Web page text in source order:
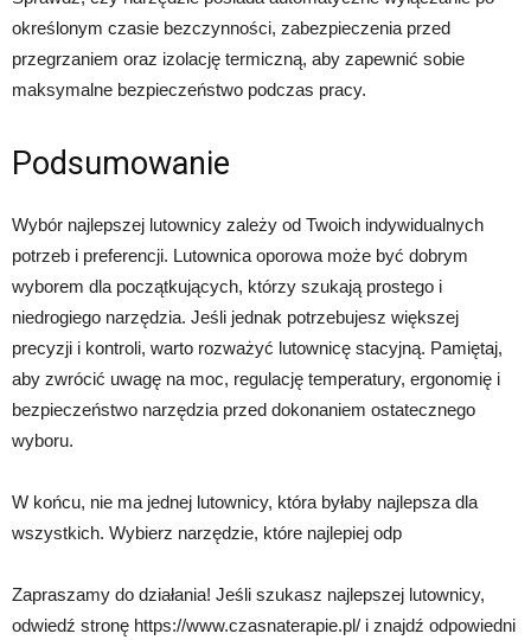
określonym czasie bezczynności, zabezpieczenia przed
przegrzaniem oraz izolację termiczną, aby zapewnić sobie
maksymalne bezpieczeństwo podczas pracy.
Podsumowanie
Wybór najlepszej lutownicy zależy od Twoich indywidualnych
potrzeb i preferencji. Lutownica oporowa może być dobrym
wyborem dla początkujących, którzy szukają prostego i
niedrogiego narzędzia. Jeśli jednak potrzebujesz większej
precyzji i kontroli, warto rozważyć lutownicę stacyjną. Pamiętaj,
aby zwrócić uwagę na moc, regulację temperatury, ergonomię i
bezpieczeństwo narzędzia przed dokonaniem ostatecznego
wyboru.
W końcu, nie ma jednej lutownicy, która byłaby najlepsza dla
wszystkich. Wybierz narzędzie, które najlepiej odp
Zapraszamy do działania! Jeśli szukasz najlepszej lutownicy,
odwiedź stronę https://www.czasnaterapie.pl/ i znajdź odpowiedni